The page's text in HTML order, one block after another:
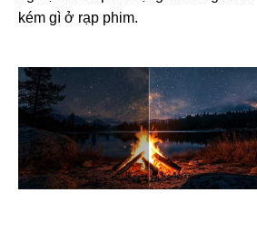
kém gì ở rạp phim.